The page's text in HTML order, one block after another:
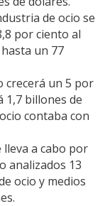
de ocio se
por ciento al
un 77
crecerá un 5 por
1,7 billones de
contaba con
lleva a cabo por
analizados 13
ocio y medios